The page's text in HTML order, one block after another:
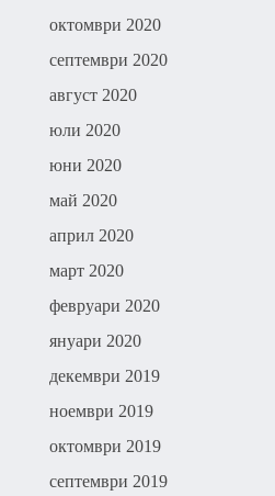
октомври 2020
септември 2020
август 2020
юли 2020
юни 2020
май 2020
април 2020
март 2020
февруари 2020
януари 2020
декември 2019
ноември 2019
октомври 2019
септември 2019